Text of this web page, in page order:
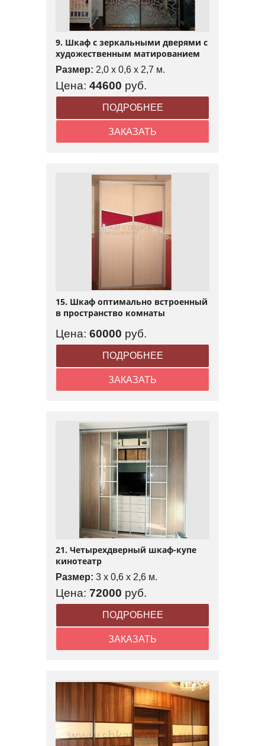
9. Шкаф с зеркальными дверями с
художественным матированием
Размер: 2,0 x 0,6 x 2,7 м.
Цена: 44600 руб.
ПОДРОБНЕЕ
ЗАКАЗАТЬ
15. Шкаф оптимально встроенный
в пространство комнаты
Цена: 60000 руб.
ПОДРОБНЕЕ
ЗАКАЗАТЬ
21. Четырехдверный шкаф-купе
кинотеатр
Размер: 3 x 0,6 x 2,6 м.
Цена: 72000 руб.
ПОДРОБНЕЕ
ЗАКАЗАТЬ